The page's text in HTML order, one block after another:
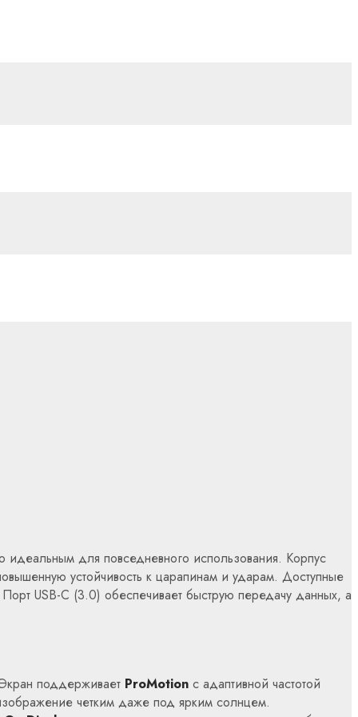
для повседневного использования. Корпус
устойчивость к царапинам и ударам. Доступные
USB-C (3.0) обеспечивает быструю передачу данных, а
поддерживает ProMotion с адаптивной частотой
четким даже под ярким солнцем.